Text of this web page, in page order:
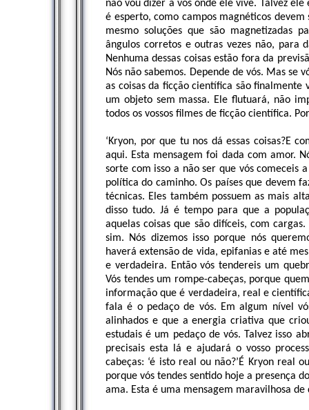
não vou dizer a vós onde ele vive. Talvez
é esperto, como campos magnéticos
mesmo soluções que são magnetizadas
ângulos corretos e outras vezes não, para
Nenhuma dessas coisas estão fora da
Nós não sabemos. Depende de vós. Mas se
as coisas da ficção científica são finalmente
um objeto sem massa. Ele flutuará, não
todos os vossos filmes de ficção científica.
‘Kryon, por que tu nos dá essas coisas?E
aqui. Esta mensagem foi dada com amor.
sorte com isso a não ser que vós comeceis
política do caminho. Os países que devem
técnicas. Eles também possuem as mais
disso tudo. Já é tempo para que a
aquelas coisas que são difíceis, com
sim. Nós dizemos isso porque nós
haverá extensão de vida, epifanias e até
e verdadeira. Então vós tendereis um
Vós tendes um rompe-cabeças, porque
informação que é verdadeira, real e
fala é o pedaço de vós. Em algum nível
alinhados e que a energia criativa que
estudais é um pedaço de vós. Talvez isso
precisais esta lá e ajudará o vosso
cabeças: ‘é isto real ou não?’É Kryon real
porque vós tendes sentido hoje a presença
ama. Esta é uma mensagem maravilhosa de